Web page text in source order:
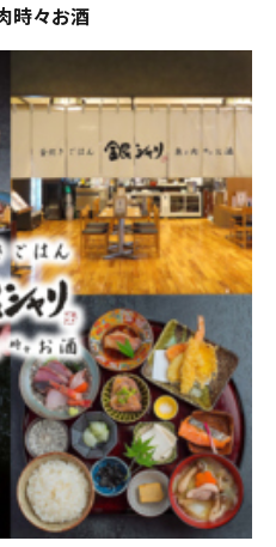
時々お酒